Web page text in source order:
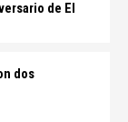
de El
dos